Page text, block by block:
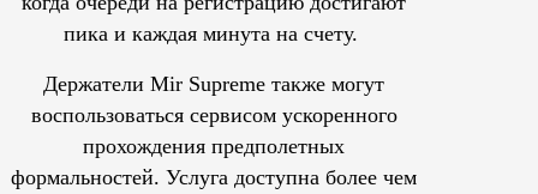
пика и каждая минута на счету.
Держатели Mir Supreme также могут
воспользоваться сервисом ускоренного
прохождения предполетных
формальностей. Услуга доступна более чем